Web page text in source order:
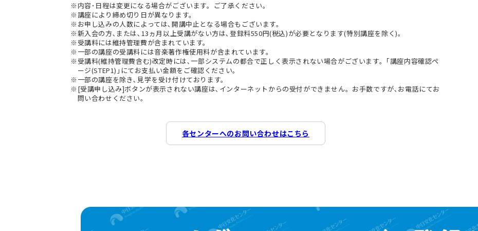
内容･日程は変更になる場合がございます。ご了承ください。
講座により締め切り日が異なります。
お申し込みの人数によっては､開講中止となる場合もございます。
新入会の方､または､13ヵ月以上受講がない方は､登録料550円(税込)が必要となります(特別講座を除く)。
受講料には維持管理費が含まれています。
一部の講座の受講料には音楽著作権使用料が含まれています。
受講料(維持管理費含む)改定時には､一部システムの都合で正しく表示されない場合がございます。｢講座内容確認ペ
ージ(STEP1)｣にてお支払い金額をご確認ください。
一部の講座を除き､見学を受け付けております。
[受講申し込み]ボタンが表示されない講座は､インターネットからの受付ができません。お手数ですが､お電話にてお
問い合わせください。
各センターへのお問い合わせはこちら